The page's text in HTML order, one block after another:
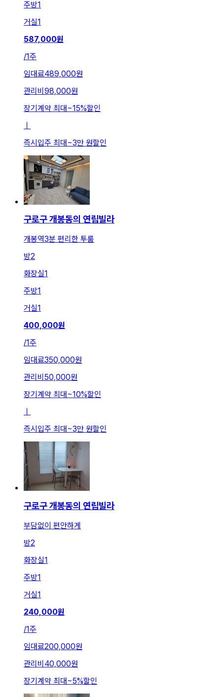
주방1
거실1
587,000원
/1주
임대료489,000원
관리비 98,000원
장기계약 최대~15%할인
ㅣ
즉시입주 최대~3만 원할인
구로구 개봉동의 연립빌라
개봉역3분 편리한 투룸
방2
화장실1
주방1
거실1
400,000원
/1주
임대료350,000원
관리비 50,000원
장기계약 최대~10%할인
ㅣ
즉시입주 최대~3만 원할인
구로구 개봉동의 연립빌라
부담없이 편안하게
방2
화장실1
주방1
거실1
240,000원
/1주
임대료200,000원
관리비 40,000원
장기계약 최대~5%할인